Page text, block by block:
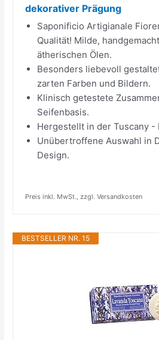
dekorativer Prägung
Saponificio Artigianale
Qualität! Milde,
ätherischen Ölen.
Besonders liebevoll
zarten Farben und Bildern.
Klinisch getestete
Seifenbasis.
Hergestellt in der Tuscany -
Unübertroffene Auswahl in
Design.
Preis inkl. MwSt., zzgl. Versandkosten
BESTSELLER NR. 15